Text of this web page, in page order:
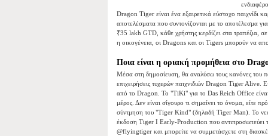
Dragon Tiger είναι ένα εξαιρετικά εύστοχο παιχνίδι
αποτελέσματα που συντονίζονται με το αποτέλεσμα
₹35 lakh GTD, κάθε χρήστης κερδίζει στα τραπέζια,
η οικογένεια, οι Dragons και οι Tigers μπορούν να
Ποια είναι η οριακή προμήθεια στο
Μέσα στη δημοσίευση, θα αναλύσω τους κανόνες του
επιχειρήσεις τυχερών παιχνιδιών Dragon Tiger
από το Dragon. Το "TiKi" για το Das Reich Office
μέρος. Δεν είναι σίγουρο τι σημαίνει το όνομα, είτε
σύντμηση του "Tiger Kind" (δηλαδή Tiger Man). Το
έκδοση Tiger I Early-Production που αντιπροσωπεύει
@flyingtiger και μπορείτε να συμμετάσχετε στη